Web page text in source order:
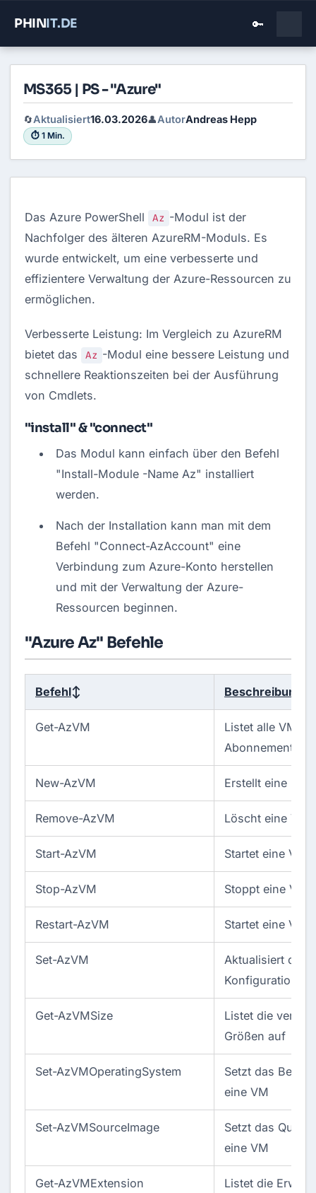
PHINIT.DE 🔑
MS365 | PS - "Azure"
🔄Aktualisiert16.03.2026👤AutorAndreas Hepp
⏱ 1 Min.
Das Azure PowerShell Az -Modul ist der
Nachfolger des älteren AzureRM-Moduls. Es
wurde entwickelt, um eine verbesserte und
effizientere Verwaltung der Azure-Ressourcen zu
ermöglichen.
Verbesserte Leistung: Im Vergleich zu AzureRM
bietet das
Az -Modul eine bessere Leistung und
schnellere Reaktionszeiten bei der Ausführung
von Cmdlets.
"install" & "connect"
Das Modul kann einfach über den Befehl
"Install-Module -Name Az" installiert
werden.
Nach der Installation kann man mit dem
Befehl "Connect-AzAccount" eine
Verbindung zum Azure-Konto herstellen
und mit der Verwaltung der Azure-
Ressourcen beginnen.
"Azure Az" Befehle
Befehl↕ Beschreibung
Get-AzVM
Listet alle VMs
Abonnement auf
New-AzVM Erstellt eine
Remove-AzVM Löscht eine VM
Start-AzVM Startet eine VM
Stop-AzVM Stoppt eine VM
Restart-AzVM Startet eine VM
Set-AzVM
Aktualisiert die
Konfiguration
Get-AzVMSize
Listet die
Größen auf
Set-AzVMOperatingSystem
Setzt das
eine VM
Set-AzVMSourceImage
Setzt das
eine VM
Get-AzVMExtension
Listet die